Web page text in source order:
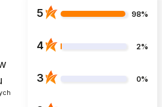
5 98%
4 2%
3 0%